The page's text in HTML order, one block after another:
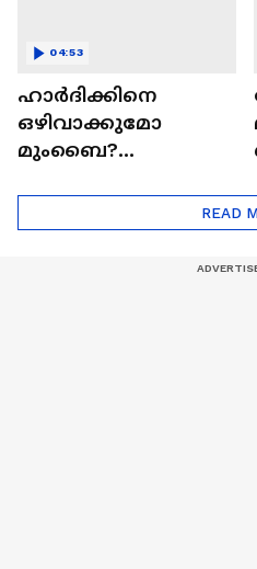
ഹാർദിക്കിനെ
ഒഴിവാക്കുമോ
മുംബൈ?
Hardik Pandya | CSK |
04:53
READ